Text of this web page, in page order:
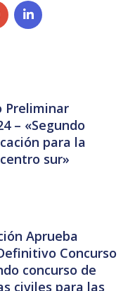
Preliminar
– «Segundo
para la
sur»
Aprueba
Concurso
concurso de
civiles para las